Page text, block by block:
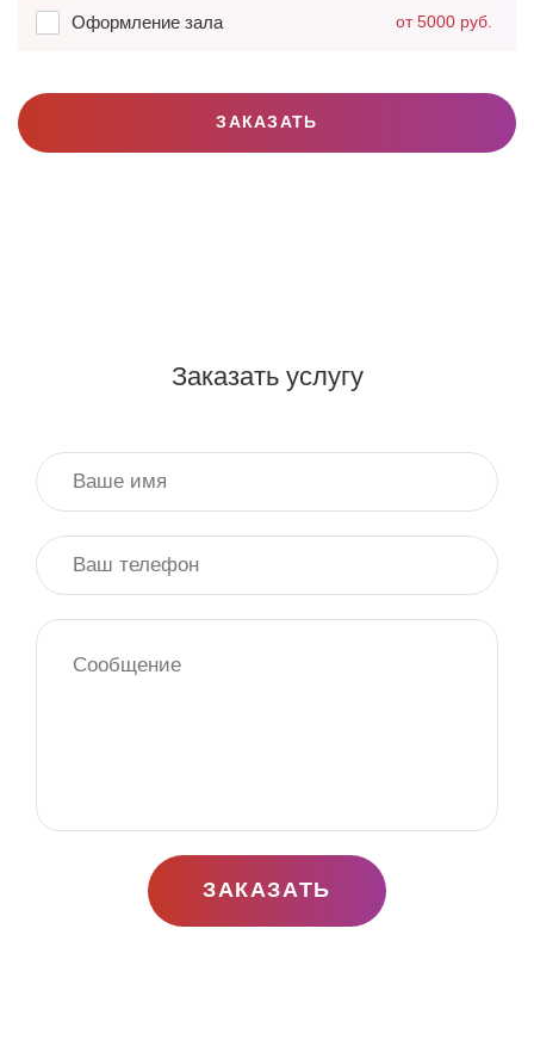
Оформление зала от 5000 руб.
ЗАКАЗАТЬ
Заказать услугу
ЗАКАЗАТЬ